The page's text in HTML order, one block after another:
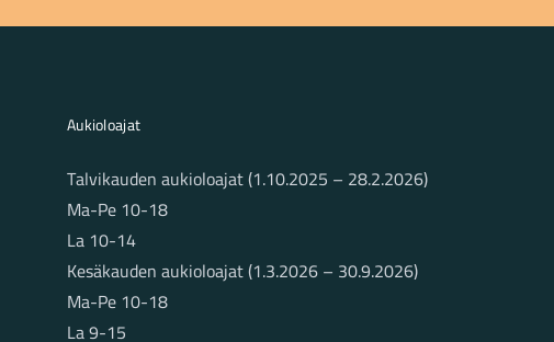
Aukioloajat
Talvikauden aukioloajat (1.10.2025 – 28.2.2026)
Ma-Pe 10-18
La 10-14
Kesäkauden aukioloajat (1.3.2026 – 30.9.2026)
Ma-Pe 10-18
La 9-15